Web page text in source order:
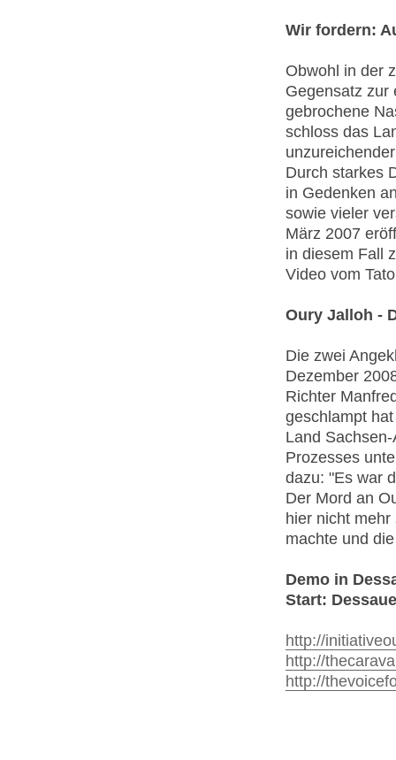
Wir fordern:
Obwohl in der
Gegensatz zur
gebrochene
schloss das
Durch starkes
in Gedenken
sowie vieler
März 2007
in diesem Fall
Video vom
Oury Jalloh -
Die zwei
Dezember
Richter
geschlampt
Land
Prozesses
dazu: "Es war
Der Mord an
hier nicht
machte und
Demo in
Start:
http://
http://
http://